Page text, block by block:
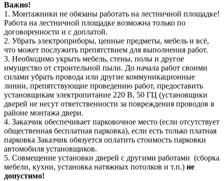
Важно!
1. Монтажники не обязаны работать на лестничной площадке!
Работа на лестничной площадке возможна только по
договоренности и с доплатой.
2. Убрать электроприборы, ценные предметы, мебель и всё,
что может послужить препятствием для выполнения работ.
3. Необходимо укрыть мебель, стены, полы и другое
имущество от строительной пыли. До начала работ своими
силами убрать провода или другие коммуникационные
линии, препятствующие проведению работ, предоставить
установщикам электропитание 220 В, 50 ГЦ (установщики
дверей не несут ответственности за повреждения проводов в
районе монтажа двери.
4. Заказчик обеспечивает парковочное место (если отсутствует
общественная бесплатная парковка), если есть только платная
парковка Заказчик обязуется оплатить стоимость парковки
автомобиля установщиков.
5. Совмещение установки дверей с другими работами (сборка
мебели, кухни, установка натяжных потолков и т.п.) не
допустимо!